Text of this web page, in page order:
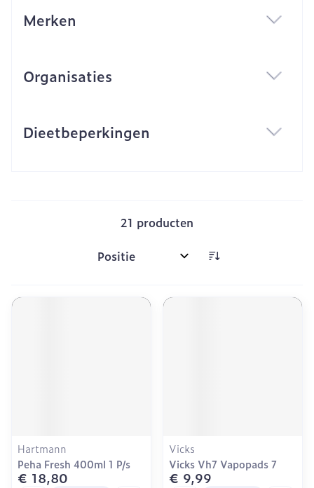
Merken
Organisaties
Dieetbeperkingen
21 producten
Sorteer op:
Hartmann
Peha Fresh 400ml 1 P/s
€ 18,80
Vicks
Vicks Vh7 Vapopads 7
€ 9,99